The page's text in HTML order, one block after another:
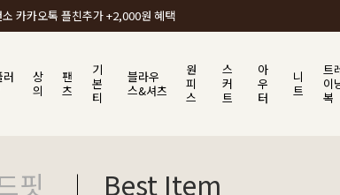
소에서 가장 많이 사랑받는 BEST ITEM
상
의
팬
츠
기
본
티
블라우
스&셔츠
원
피
스
스
커
트
아
우
터
니
트
트
이
복
핏 Best Item